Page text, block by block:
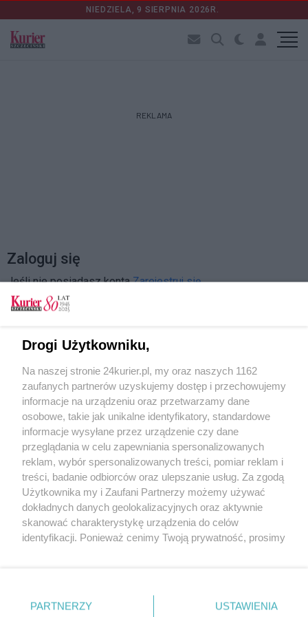
NIEDZIELA, 9 SIERPNIA 2026R.
REKLAMA
Zaloguj się
Jeśli nie posiadasz kontaZarejestruj się
Zapamiętać?
Zaloguj
Zapomniałem hasła
Copyright © 2022 Kurier Szczeciński sp. z o.o.
Drogi Użytkowniku,
Na naszej stronie 24kurier.pl, my oraz naszych 1162
zaufanych partnerów uzyskujemy dostęp i przechowujemy
informacje na urządzeniu oraz przetwarzamy dane
osobowe, takie jak unikalne identyfikatory, standardowe
informacje wysyłane przez urządzenie czy dane
przeglądania w celu zapewniania spersonalizowanych
reklam, wybór spersonalizowanych treści, pomiar reklam i
treści, badanie odbiorców oraz ulepszanie usług. Za zgodą
Użytkownika my i Zaufani Partnerzy możemy używać
dokładnych danych geolokalizacyjnych oraz aktywnie
skanować charakterystykę urządzenia do celów
identyfikacji. Ponieważ cenimy Twoją prywatność, prosimy
prywatności znajdujący się w lewym dolnym rogu strony
. Niektóre rodzaje przetwarzania danych nie wymagają
PARTNERZY USTAWIENIA